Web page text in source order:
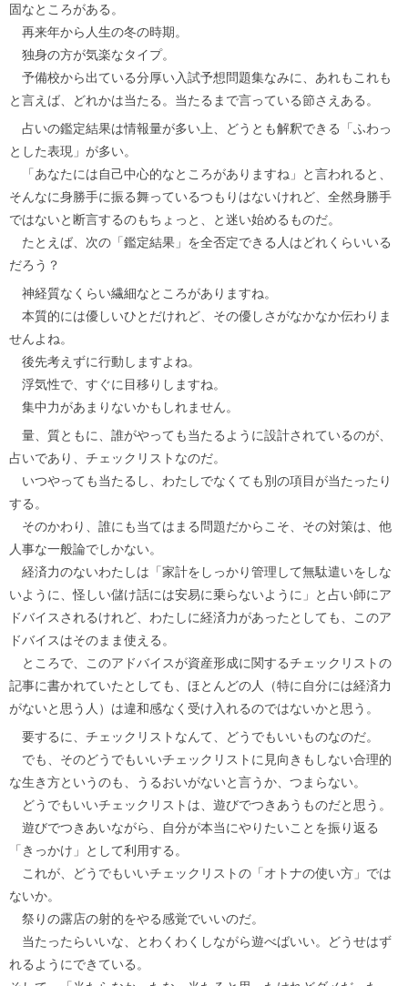
固なところがある。
再来年から人生の冬の時期。
独身の方が気楽なタイプ。
予備校から出ている分厚い入試予想問題集なみに、あれもこれも
と言えば、どれかは当たる。当たるまで言っている節さえある。
占いの鑑定結果は情報量が多い上、どうとも解釈できる「ふわっ
とした表現」が多い。
「あなたには自己中心的なところがありますね」と言われると、
そんなに身勝手に振る舞っているつもりはないけれど、全然身勝手
ではないと断言するのもちょっと、と迷い始めるものだ。
たとえば、次の「鑑定結果」を全否定できる人はどれくらいいる
だろう？
神経質なくらい繊細なところがありますね。
本質的には優しいひとだけれど、その優しさがなかなか伝わりま
せんよね。
後先考えずに行動しますよね。
浮気性で、すぐに目移りしますね。
集中力があまりないかもしれません。
量、質ともに、誰がやっても当たるように設計されているのが、
占いであり、チェックリストなのだ。
いつやっても当たるし、わたしでなくても別の項目が当たったり
する。
そのかわり、誰にも当てはまる問題だからこそ、その対策は、他
人事な一般論でしかない。
経済力のないわたしは「家計をしっかり管理して無駄遣いをしな
いように、怪しい儲け話には安易に乗らないように」と占い師にア
ドバイスされるけれど、わたしに経済力があったとしても、このア
ドバイスはそのまま使える。
ところで、このアドバイスが資産形成に関するチェックリストの
記事に書かれていたとしても、ほとんどの人（特に自分には経済力
がないと思う人）は違和感なく受け入れるのではないかと思う。
要するに、チェックリストなんて、どうでもいいものなのだ。
でも、そのどうでもいいチェックリストに見向きもしない合理的
な生き方というのも、うるおいがないと言うか、つまらない。
どうでもいいチェックリストは、遊びでつきあうものだと思う。
遊びでつきあいながら、自分が本当にやりたいことを振り返る
「きっかけ」として利用する。
これが、どうでもいいチェックリストの「オトナの使い方」では
ないか。
祭りの露店の射的をやる感覚でいいのだ。
当たったらいいな、とわくわくしながら遊べばいい。どうせはず
れるようにできている。